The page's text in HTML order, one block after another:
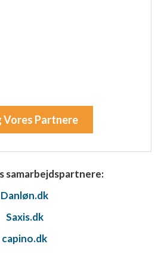
Vores Partnere
samarbejdspartnere:
Danløn.dk
Saxis.dk
capino.dk